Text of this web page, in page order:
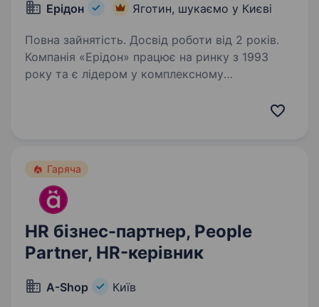
Ерідон Яготин, шукаємо у Києві
Повна зайнятість. Досвід роботи від 2 років.
Компанія «Ерідон» працює на ринку з 1993
року та є лідером у комплексному
підприємств України. Ми пропонуємо широкий
Гаряча
HR бізнес-партнер, People
Partner, HR-керівник
A-Shop Київ